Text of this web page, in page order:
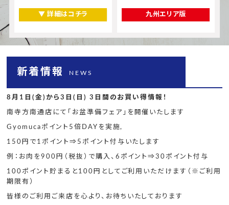
▼ 詳細はコチラ 九州エリア版
新着情報 NEWS
8月1日(金)から3日(日) 3日間のお買い得情報！
南寺方南通店にて「お盆準備フェア」を開催いたします
Gyomucaポイント5倍DAYを実施,
150円で1ポイント⇒5ポイント付与いたします
例：お肉を900円（税抜）で購入、6ポイント⇒30ポイント付与
100ポイント貯まると100円としてご利用いただけます（※ご利用
期限有）
皆様のご利用ご来店を心より、お待ちいたしております